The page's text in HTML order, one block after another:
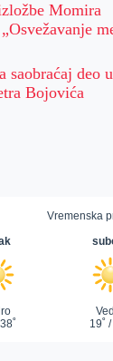
Momira
saobraćaj deo
Bojovića